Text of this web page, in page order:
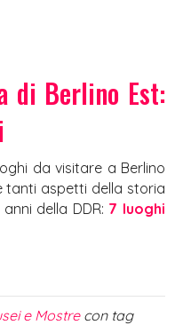
di Berlino Est:
da visitare a Berlino
tanti aspetti della storia
della DDR: 7 luoghi
e Mostrecon tag